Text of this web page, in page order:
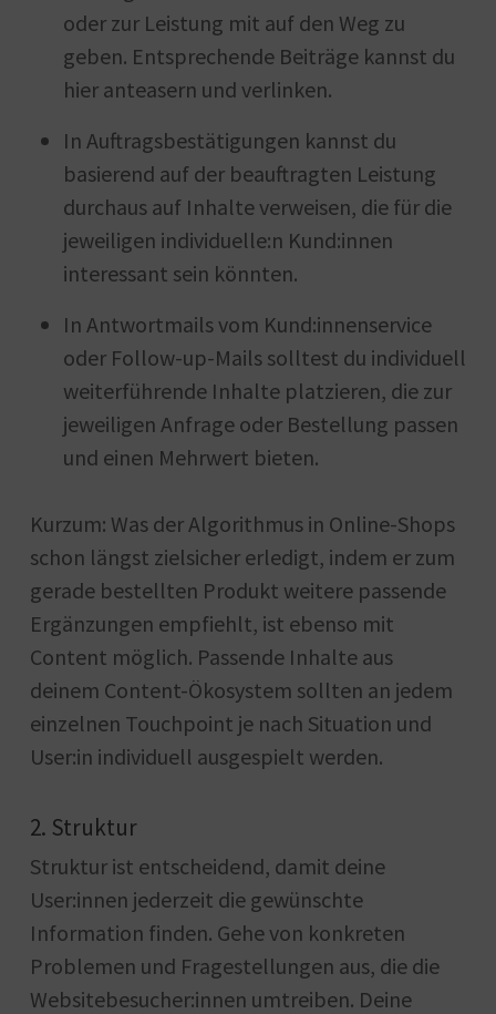
oder zur Leistung mit auf den Weg zu
geben. Entsprechende Beiträge kannst du
hier anteasern und verlinken.
In Auftragsbestätigungen kannst du
basierend auf der beauftragten Leistung
durchaus auf Inhalte verweisen, die für die
jeweiligen individuelle:n Kund:innen
interessant sein könnten.
In Antwortmails vom Kund:innenservice
oder Follow-up-Mails solltest du individuell
weiterführende Inhalte platzieren, die zur
jeweiligen Anfrage oder Bestellung passen
und einen Mehrwert bieten.
Kurzum: Was der Algorithmus in Online-Shops
schon längst zielsicher erledigt, indem er zum
gerade bestellten Produkt weitere passende
Ergänzungen empfiehlt, ist ebenso mit
Content möglich. Passende Inhalte aus
deinem Content-Ökosystem sollten an jedem
einzelnen Touchpoint je nach Situation und
User:in individuell ausgespielt werden.
2. Struktur
Struktur ist entscheidend, damit deine
User:innen jederzeit die gewünschte
Information finden. Gehe von konkreten
Problemen und Fragestellungen aus, die die
Websitebesucher:innen umtreiben. Deine